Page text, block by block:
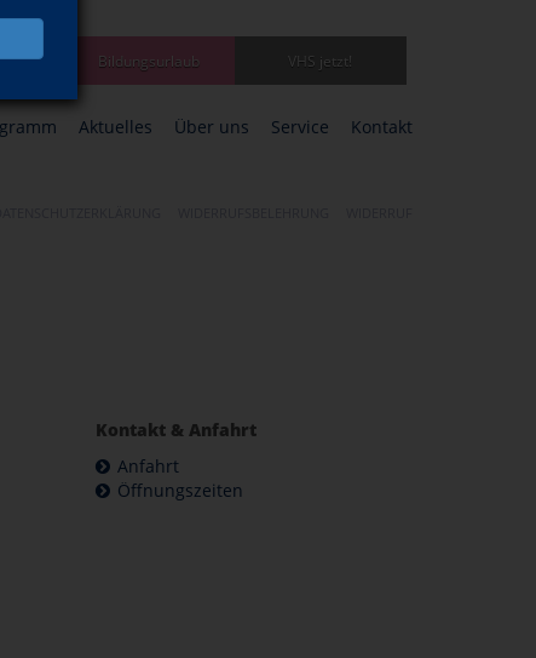
Bildungsurlaub VHS jetzt!
Aktuelles Über uns Service Kontakt
Kontakt & Anfahrt
Anfahrt
Öffnungszeiten